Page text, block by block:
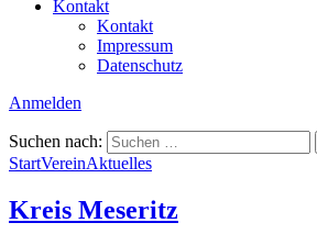
Kontakt
Kontakt
Impressum
Datenschutz
Anmelden
Suchen nach:
StartVereinAktuelles
Kreis Meseritz